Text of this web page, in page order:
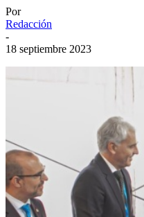
Por
Redacción
-
18 septiembre 2023